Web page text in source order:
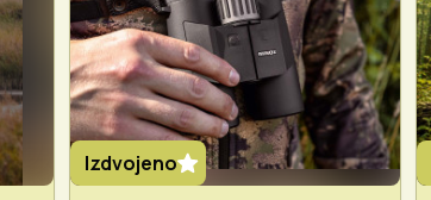
Izdvojeno